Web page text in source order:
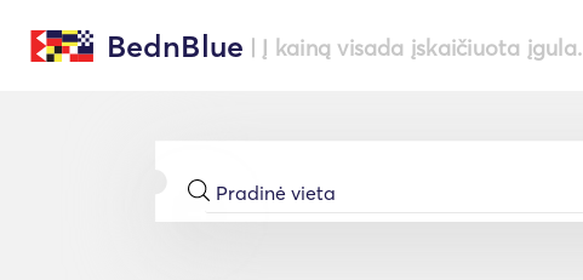
BednBlue | Į kainą visada įskaičiuota įgula.